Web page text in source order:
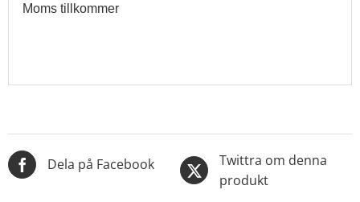
Moms tillkommer
Dela på Facebook
Twittra om denna
produkt